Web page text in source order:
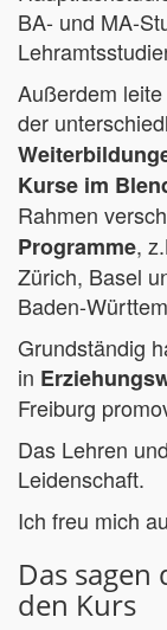
BA- und MA-
Außerdem
der
Kurse im
Rahmen
Programme,
Zürich, Basel
Baden-
Grundständig
in
Freiburg
Das Lehren
Leidenschaft.
Ich freu mich
Das
den Kurs